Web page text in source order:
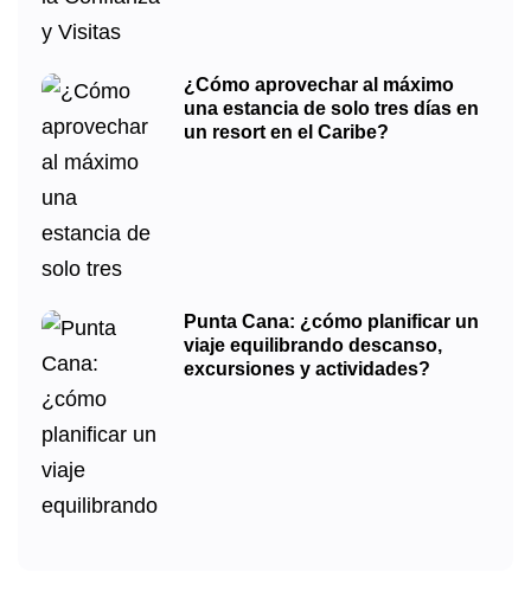
¿Cómo aprovechar al máximo
una estancia de solo tres días en
un resort en el Caribe?
Punta Cana: ¿cómo planificar un
viaje equilibrando descanso,
excursiones y actividades?